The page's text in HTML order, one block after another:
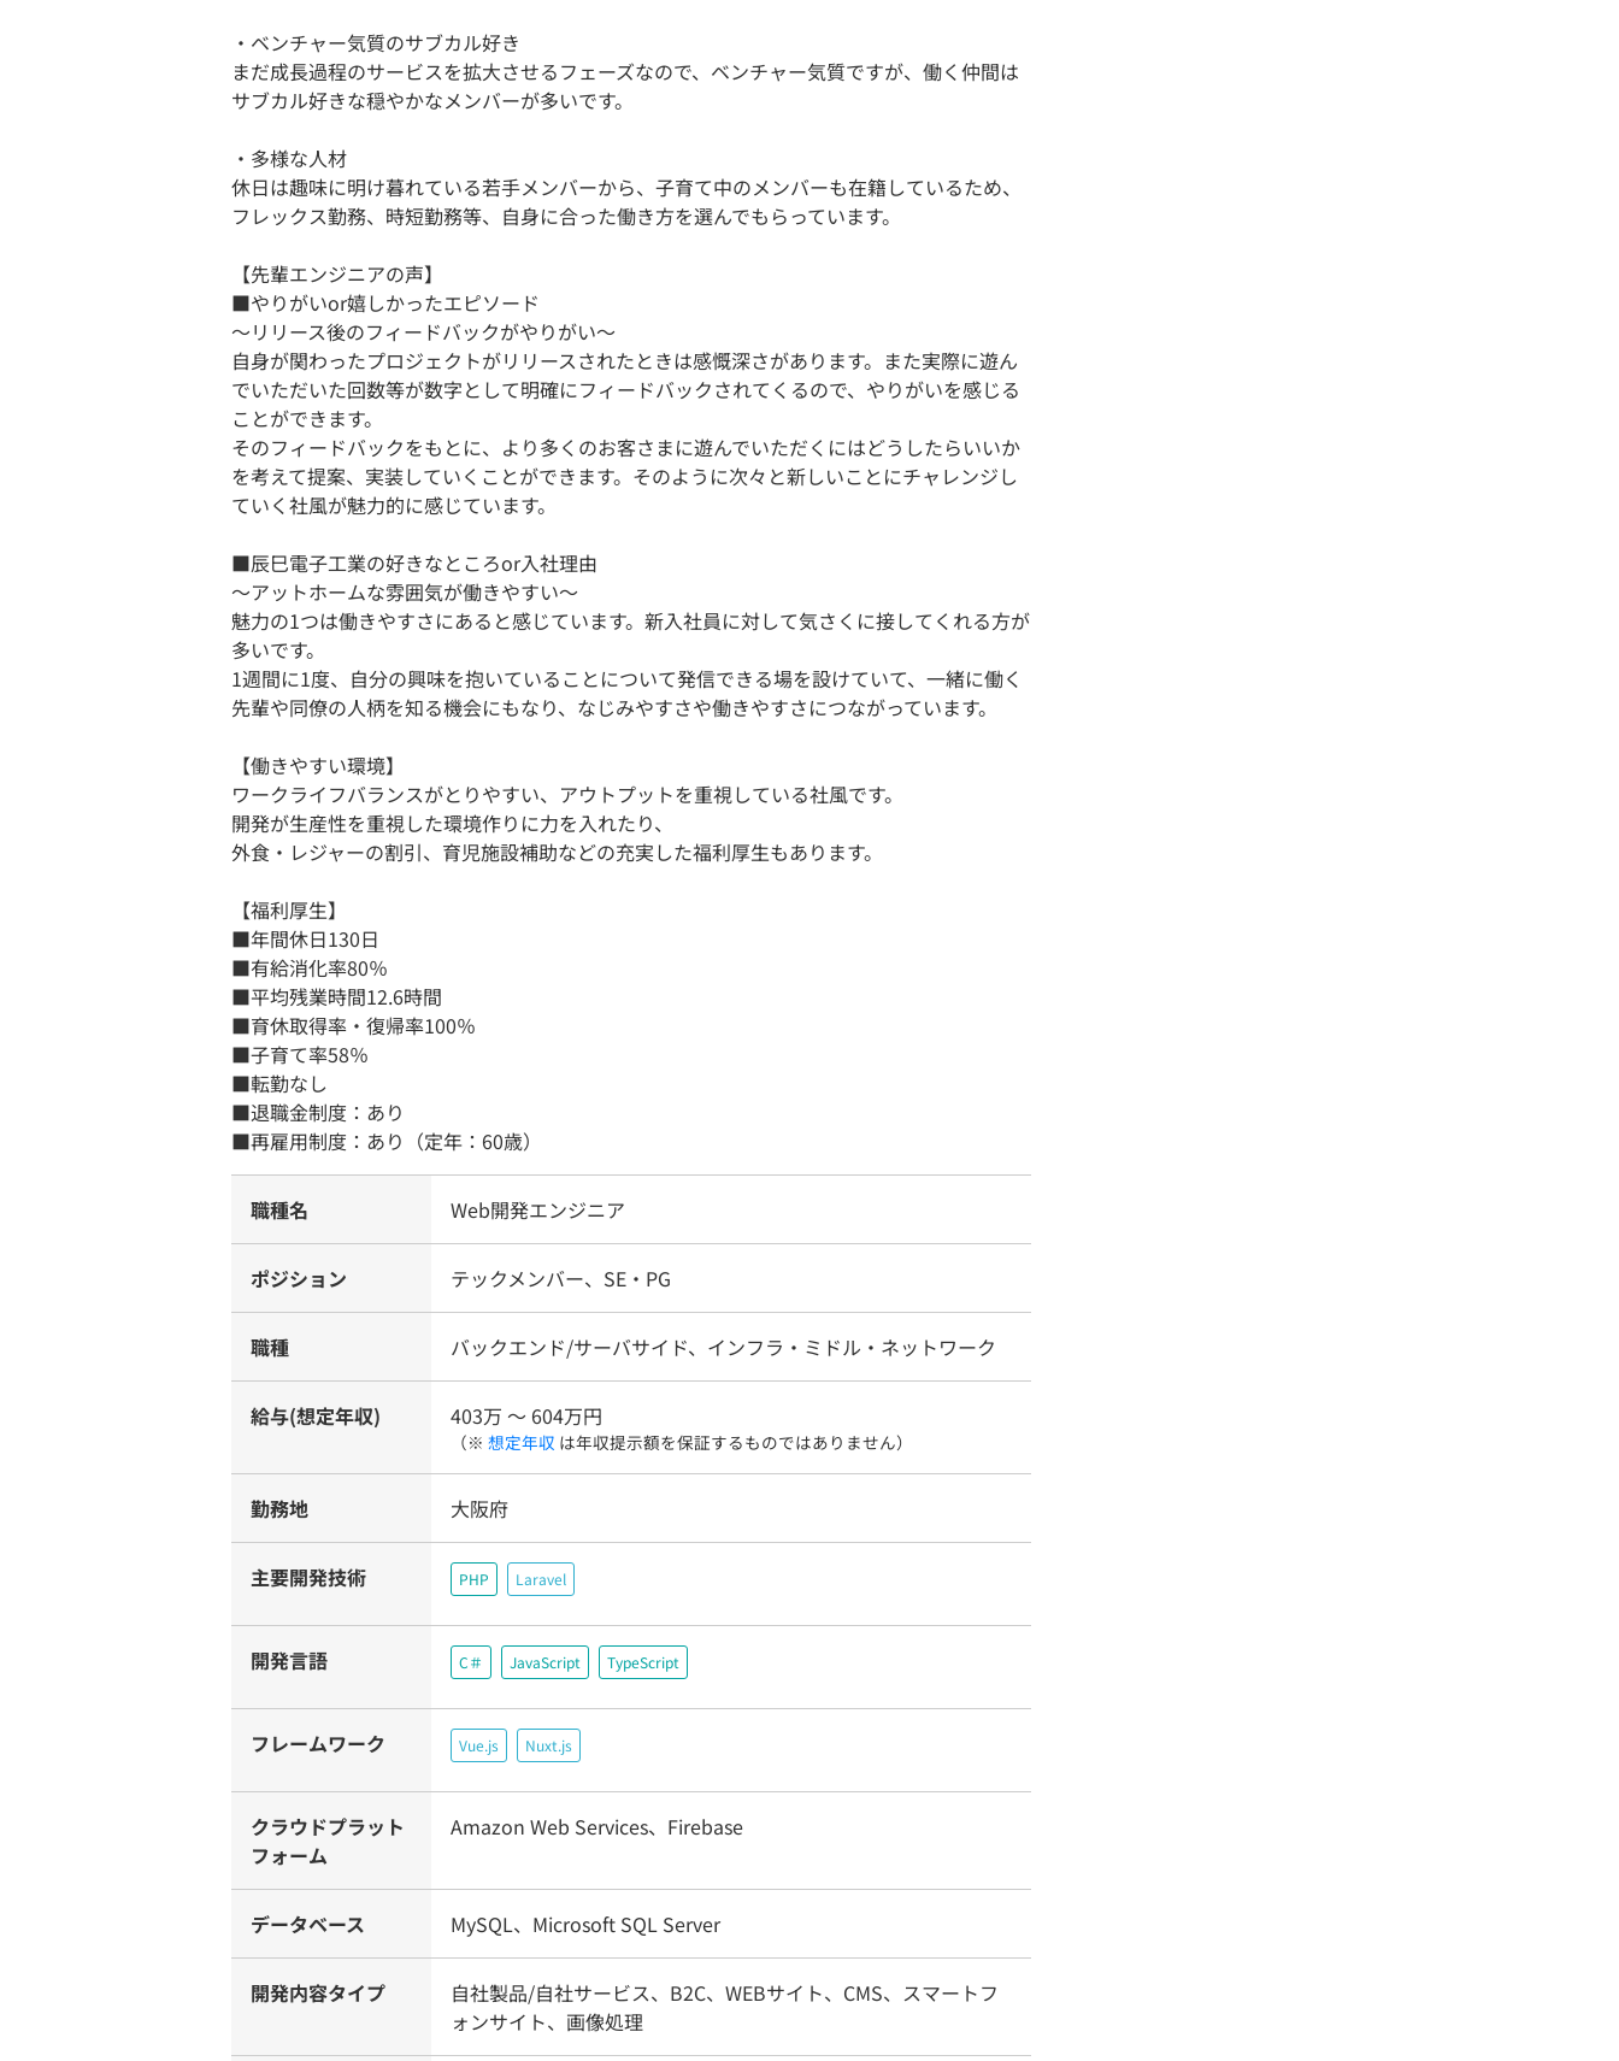
・ベンチャー気質のサブカル好き
まだ成長過程のサービスを拡大させるフェーズなので、ベンチャー気質ですが、働く仲間は
サブカル好きな穏やかなメンバーが多いです。
・多様な人材
休日は趣味に明け暮れている若手メンバーから、子育て中のメンバーも在籍しているため、
フレックス勤務、時短勤務等、自身に合った働き方を選んでもらっています。
【先輩エンジニアの声】
■やりがいor嬉しかったエピソード
～リリース後のフィードバックがやりがい～
自身が関わったプロジェクトがリリースされたときは感慨深さがあります。また実際に遊ん
でいただいた回数等が数字として明確にフィードバックされてくるので、やりがいを感じる
ことができます。
そのフィードバックをもとに、より多くのお客さまに遊んでいただくにはどうしたらいいか
を考えて提案、実装していくことができます。そのように次々と新しいことにチャレンジし
ていく社風が魅力的に感じています。
■辰巳電子工業の好きなところor入社理由
～アットホームな雰囲気が働きやすい～
魅力の1つは働きやすさにあると感じています。新入社員に対して気さくに接してくれる方が
多いです。
1週間に1度、自分の興味を抱いていることについて発信できる場を設けていて、一緒に働く
先輩や同僚の人柄を知る機会にもなり、なじみやすさや働きやすさにつながっています。
【働きやすい環境】
ワークライフバランスがとりやすい、アウトプットを重視している社風です。
開発が生産性を重視した環境作りに力を入れたり、
外食・レジャーの割引、育児施設補助などの充実した福利厚生もあります。
【福利厚生】
■年間休日130日
■有給消化率80％
■平均残業時間12.6時間
■育休取得率・復帰率100％
■子育て率58％
■転勤なし
■退職金制度：あり
■再雇用制度：あり（定年：60歳）
職種名 Web開発エンジニア
ポジション テックメンバー、SE・PG
職種 バックエンド/サーバサイド、インフラ・ミドル・ネットワーク
給与(想定年収) 403万 〜 604万円
（※ 想定年収 は年収提示額を保証するものではありません）
勤務地 大阪府
主要開発技術 PHP Laravel
開発言語 C＃ JavaScript TypeScript
フレームワーク Vue.js Nuxt.js
クラウドプラット
フォーム
Amazon Web Services、Firebase
データベース MySQL、Microsoft SQL Server
開発内容タイプ
自社製品/自社サービス、B2C、WEBサイト、CMS、スマートフ
ォンサイト、画像処理